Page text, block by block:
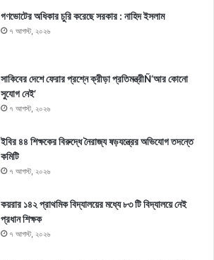
গণভোটের অধিকার চুরি করেছে সরকার : নাহিদ ইসলাম
৭ আগস্ট, ২০২৬
সাকিবের দেশে ফেরার প্রশ্নে ক্রীড়া প্রতিমন্ত্রীÑ‘আর কোনো
সুযোগ নেই’
৭ আগস্ট, ২০২৬
ইবির ৪৪ শিক্ষকের বিরুদ্ধে নৈরাজ্য ষড়যন্ত্রের অভিযোগ তদন্তে
কমিটি
৭ আগস্ট, ২০২৬
কয়রার ১৪২ প্রাথমিক বিদ্যালয়ের মধ্যে ৮৩ টি বিদ্যালয়ে নেই
প্রধান শিক্ষক
৭ আগস্ট, ২০২৬